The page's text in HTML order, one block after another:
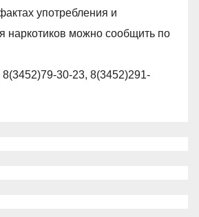
употребления и
наркотиков можно сообщить по
30-23, 8(3452)291-